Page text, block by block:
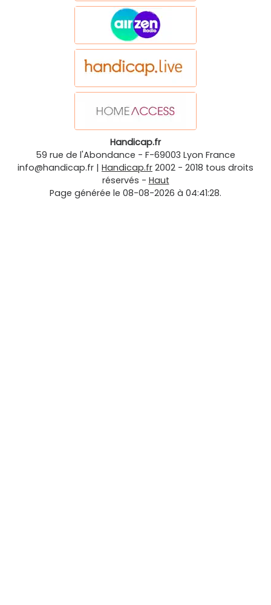
Handicap.fr
59 rue de l'Abondance - F-69003 Lyon France
info@handicap.fr | Handicap.fr 2002 - 2018 tous droits
réservés - Haut
Page générée le 08-08-2026 à 04:41:28.